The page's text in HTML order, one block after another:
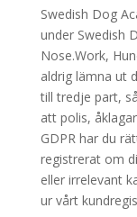
Swedish Dog
under Swedish
Nose.Work,
aldrig lämna ut
till tredje part,
att polis,
GDPR har du
registrerat om
eller irrelevant
ur vårt